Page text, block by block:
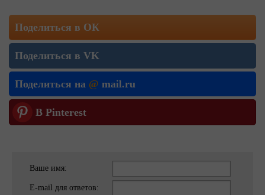
Поделиться в ОК
Поделиться в VK
Поделиться на @ mail.ru
В Pinterest
Ваше имя:
E-mail для ответов: